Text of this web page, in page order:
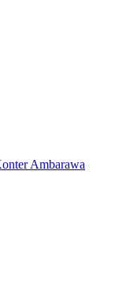
Ambarawa